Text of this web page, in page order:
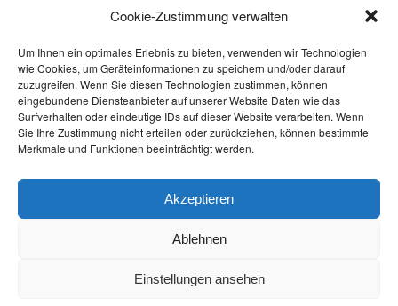
Cookie-Zustimmung verwalten
Um Ihnen ein optimales Erlebnis zu bieten, verwenden wir Technologien
wie Cookies, um Geräteinformationen zu speichern und/oder darauf
zuzugreifen. Wenn Sie diesen Technologien zustimmen, können
eingebundene Diensteanbieter auf unserer Website Daten wie das
Surfverhalten oder eindeutige IDs auf dieser Website verarbeiten. Wenn
Sie Ihre Zustimmung nicht erteilen oder zurückziehen, können bestimmte
Merkmale und Funktionen beeinträchtigt werden.
Akzeptieren
Ablehnen
Einstellungen ansehen
Cookie-Richtlinie (EU)
Datenschutzerklärung
Online Visitors:0
Last 30 Days Views:2.118